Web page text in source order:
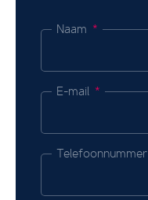
Naam
E-mail
Telefoonnummer